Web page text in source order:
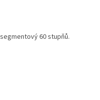
60 stupňů.